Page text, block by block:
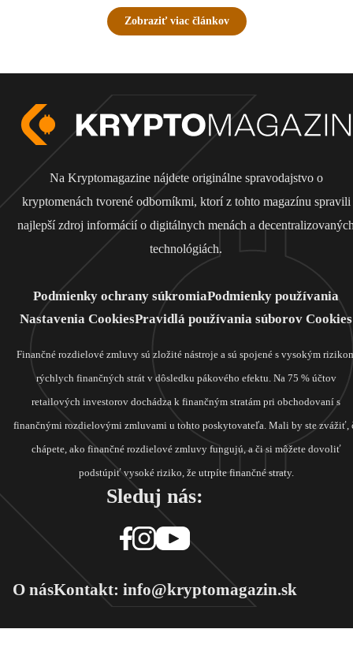
Zobraziť viac článkov
Na Kryptomagazine nájdete originálne spravodajstvo o
kryptomenách tvorené odborníkmi, ktorí z tohto magazínu spravili
najlepší zdroj informácií o digitálnych menách a
technológiách.
Podmienky ochrany súkromiaPodmienky používania
Nastavenia CookiesPravidlá používania súborov Cookies
Finančné rozdielové zmluvy sú zložité nástroje a sú spojené s vysokým
rýchlych finančných strát v dôsledku pákového efektu. Na 75 % účtov
retailových investorov dochádza k finančným stratám pri obchodovaní s
finančnými rozdielovými zmluvami u tohto poskytovateľa. Mali by ste zvážiť,
chápete, ako finančné rozdielové zmluvy fungujú, a či si môžete dovoliť
podstúpiť vysoké riziko, že utrpíte finančné straty.
Sleduj nás:
O násKontakt: info@kryptomagazin.sk